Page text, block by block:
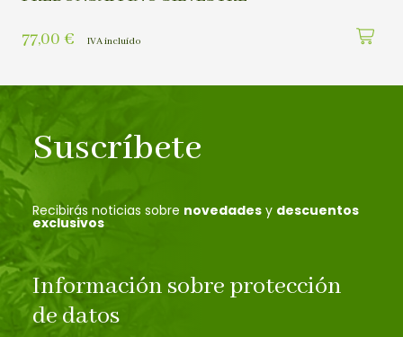
77,00 € IVA incluído
Suscríbete
Recibirás noticias sobre novedades y descuentos
exclusivos
Información sobre protección
de datos